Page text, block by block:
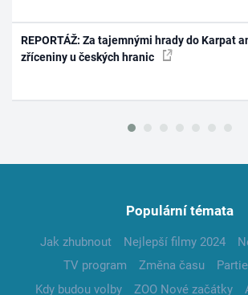
REPORTÁŽ: Za tajemnými hrady do Karpat
zříceniny u českých hranic
Populární témata
Jak zhubnout Nejlepší filmy 2024
TV program
Změna času Partie
Kdy budou volby
ZOO Nové začátky